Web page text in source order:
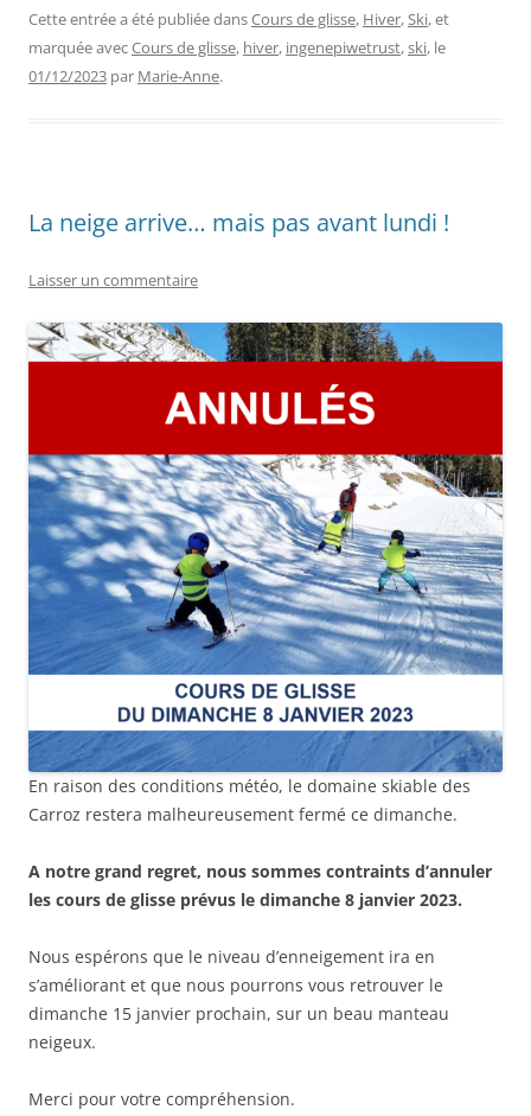
Cette entrée a été publiée dansCours de glisse, Hiver,Ski, et
marquée avecCours de glisse, hiver, ingenepiwetrust,ski, le
01/12/2023 par Marie-Anne.
La neige arrive… mais pas avant lundi !
Laisser un commentaire
En raison des conditions météo, le domaine skiable des
Carroz restera malheureusement fermé ce dimanche.
A notre grand regret, nous sommes contraints d’annuler
les cours de glisse prévus le dimanche 8 janvier 2023.
Nous espérons que le niveau d’enneigement ira en
s’améliorant et que nous pourrons vous retrouver le
dimanche 15 janvier prochain, sur un beau manteau
neigeux.
Merci pour votre compréhension.